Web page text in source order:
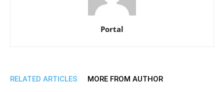
Portal
RELATED ARTICLES MORE FROM AUTHOR